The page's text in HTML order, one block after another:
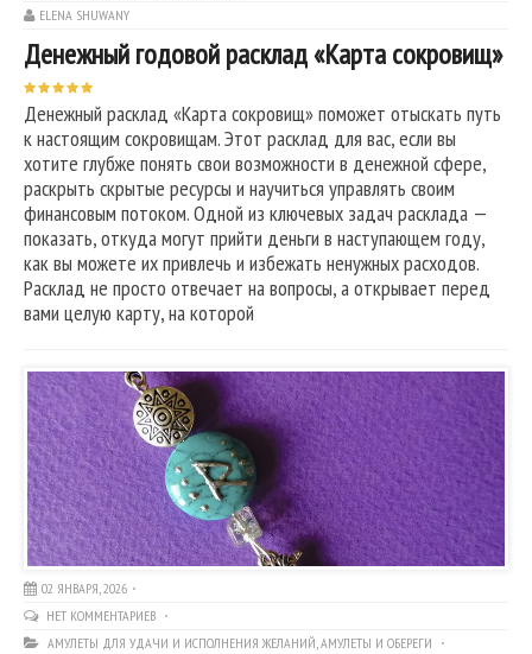
ELENA SHUWANY
Денежный годовой расклад «Карта сокровищ»
Денежный расклад «Карта сокровищ» поможет отыскать путь
к настоящим сокровищам. Этот расклад для вас, если вы
хотите глубже понять свои возможности в денежной сфере,
раскрыть скрытые ресурсы и научиться управлять своим
финансовым потоком. Одной из ключевых задач расклада —
показать, откуда могут прийти деньги в наступающем году,
как вы можете их привлечь и избежать ненужных расходов.
Расклад не просто отвечает на вопросы, а открывает перед
вами целую карту, на которой
02 ЯНВАРЯ, 2026
НЕТ КОММЕНТАРИЕВ
АМУЛЕТЫ ДЛЯ УДАЧИ И ИСПОЛНЕНИЯ ЖЕЛАНИЙ,АМУЛЕТЫ И ОБЕРЕГИ